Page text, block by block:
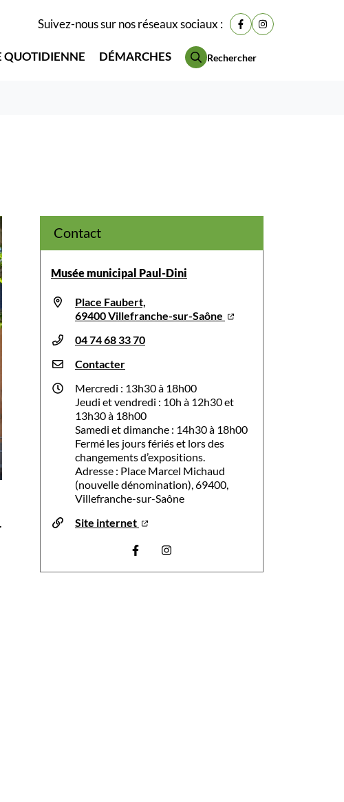
Suivez-nous sur nos réseaux sociaux : Lien vers le compte
Lien vers le
QUOTIDIENNE DÉMARCHES Rechercher
Contact
Musée municipal Paul-Dini
Place Faubert,
69400 Villefranche-sur-Saône
04 74 68 33 70
Contacter
Mercredi : 13h30 à 18h00
Jeudi et vendredi : 10h à 12h30 et
13h30 à 18h00
Samedi et dimanche : 14h30 à 18h00
Fermé les jours fériés et lors des
changements d’expositions.
Adresse : Place Marcel Michaud
(nouvelle dénomination), 69400,
Villefranche-sur-Saône
Site internet
Visiter la page Facebook (nouvelle fenêtre)
Visiter la page Instagram (nouvelle